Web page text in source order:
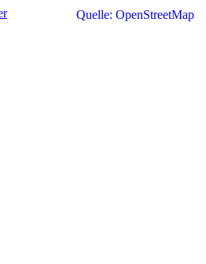
Quelle: OpenStreetMap